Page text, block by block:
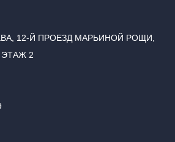
12-Й ПРОЕЗД МАРЬИНОЙ РОЩИ,
2